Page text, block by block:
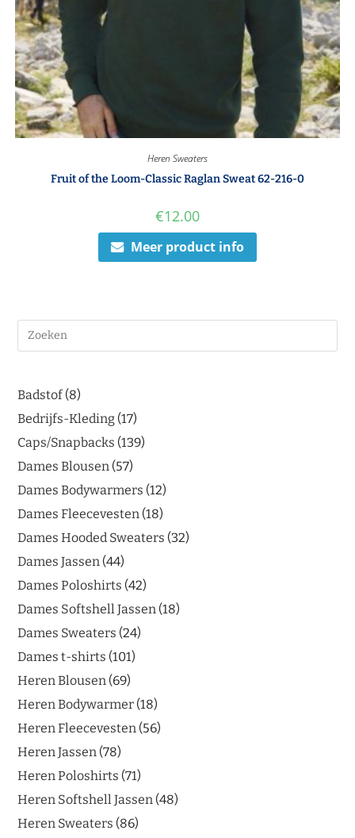
Heren Sweaters
Fruit of the Loom-Classic Raglan Sweat 62-216-0
€12.00
Meer product info
Badstof 8
Bedrijfs-Kleding 17
Caps/Snapbacks 139
Dames Blousen 57
Dames Bodywarmers 12
Dames Fleecevesten 18
Dames Hooded Sweaters 32
Dames Jassen 44
Dames Poloshirts 42
Dames Softshell Jassen 18
Dames Sweaters 24
Dames t-shirts 101
Heren Blousen 69
Heren Bodywarmer 18
Heren Fleecevesten 56
Heren Jassen 78
Heren Poloshirts 71
Heren Softshell Jassen 48
Heren Sweaters 86